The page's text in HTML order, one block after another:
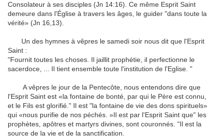
Consolateur à ses disciples (Jn 14:16). Ce même Esprit Saint
demeure dans l'Église à travers les âges, le guider "dans toute la
vérité» (Jn 16,13).
Un des hymnes à vêpres le samedi soir nous dit que l'Esprit
Saint :
"Fournit toutes les choses. Il jaillit prophétie, il perfectionne le
sacerdoce, ... Il tient ensemble toute l'institution de l'Eglise. "
A vêpres le jour de la Pentecôte, nous entendons dire que
l'Esprit Saint est «la fontaine de bonté, par qui le Père est connu,
et le Fils est glorifié." Il est "la fontaine de vie des dons spirituels»
qui «nous purifie de nos péchés. »Il est par l'Esprit Saint que" les
prophètes, apôtres et martyrs divines, sont couronnés. "Il est la
source de la vie et de la sanctification.